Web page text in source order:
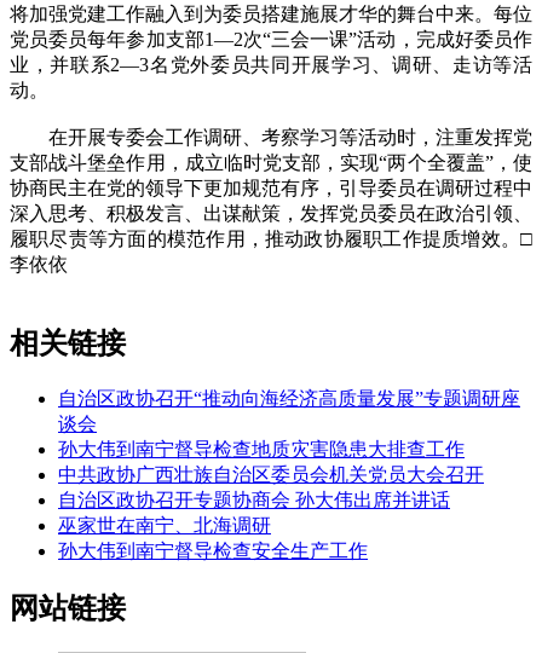
将加强党建工作融入到为委员搭建施展才华的舞台中来。每位
党员委员每年参加支部1—2次“三会一课”活动，完成好委员作
业，并联系2—3名党外委员共同开展学习、调研、走访等活
动。
在开展专委会工作调研、考察学习等活动时，注重发挥党
支部战斗堡垒作用，成立临时党支部，实现“两个全覆盖”，使
协商民主在党的领导下更加规范有序，引导委员在调研过程中
深入思考、积极发言、出谋献策，发挥党员委员在政治引领、
履职尽责等方面的模范作用，推动政协履职工作提质增效。□
李依依
相关链接
自治区政协召开“推动向海经济高质量发展”专题调研座
谈会
孙大伟到南宁督导检查地质灾害隐患大排查工作
中共政协广西壮族自治区委员会机关党员大会召开
自治区政协召开专题协商会 孙大伟出席并讲话
巫家世在南宁、北海调研
孙大伟到南宁督导检查安全生产工作
网站链接